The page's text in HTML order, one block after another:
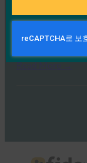
TechTarget은
전환함에 따라
성을…
Read More →